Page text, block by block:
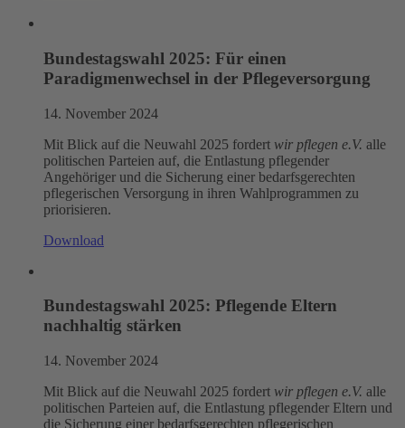
Bundestagswahl 2025: Für einen
Paradigmenwechsel in der Pflegeversorgung
14. November 2024
Mit Blick auf die Neuwahl 2025 fordert wir pflegen e.V. alle
politischen Parteien auf, die Entlastung pflegender
Angehöriger und die Sicherung einer bedarfsgerechten
pflegerischen Versorgung in ihren Wahlprogrammen zu
priorisieren.
Download
Bundestagswahl 2025: Pflegende Eltern
nachhaltig stärken
14. November 2024
Mit Blick auf die Neuwahl 2025 fordert wir pflegen e.V. alle
politischen Parteien auf, die Entlastung pflegender Eltern und
die Sicherung einer bedarfsgerechten pflegerischen